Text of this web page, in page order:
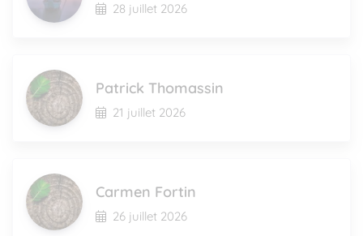
28 juillet 2026
Patrick Thomassin
21 juillet 2026
Carmen Fortin
26 juillet 2026